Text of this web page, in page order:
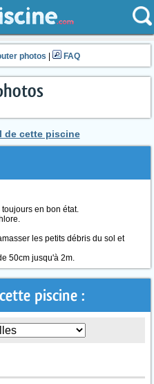
photos FAQ
de cette piscine
en bon état.
les petits débris du sol et
50cm jusqu'à 2m.
piscine :